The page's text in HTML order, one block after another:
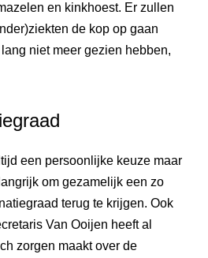
en kinkhoest. Er zullen
de kop op gaan
niet meer gezien hebben,
een persoonlijke keuze maar
om gezamelijk een zo
terug te krijgen. Ook
Van Ooijen heeft al
zorgen maakt over de